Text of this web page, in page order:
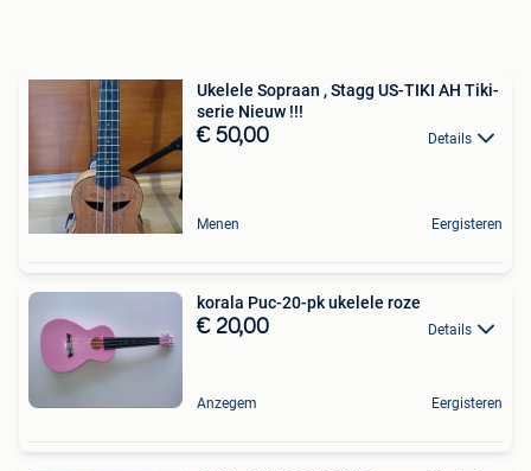
Ukelele Sopraan , Stagg US-TIKI AH Tiki-
serie Nieuw !!!
€ 50,00 Details
Menen Eergisteren
korala Puc-20-pk ukelele roze
€ 20,00 Details
Anzegem Eergisteren